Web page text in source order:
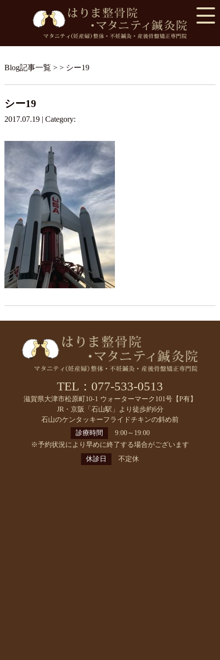
Blog記事一覧 > > シー19
シー19
2017.07.19 | Category:
TEL：077-533-0513
滋賀県大津市松原町10-1 ウォーターマーク101号【P有】
JR・京阪「石山駅」より徒歩約6分
石山のケンタッキーフライドチキンの斜め前
診療時間
9:00～19:00
※予約状況により早めに終了する場合がございます
休診日
不定休